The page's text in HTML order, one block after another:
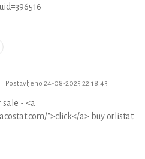
Postavljeno 24-08-2025 22:18:43
- <a
">click</a> buy orlistat